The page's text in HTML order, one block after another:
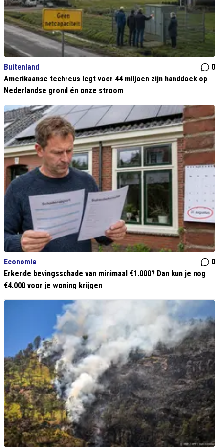
Buitenland
0
Amerikaanse techreus legt voor 44 miljoen zijn handdoek op
Nederlandse grond én onze stroom
Economie
0
Erkende bevingsschade van minimaal €1.000? Dan kun je nog
€4.000 voor je woning krijgen